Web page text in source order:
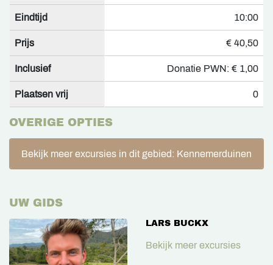
Eindtijd 10:00
Prijs € 40,50
Inclusief Donatie PWN: € 1,00
Plaatsen vrij 0
OVERIGE OPTIES
Bekijk meer excursies in dit gebied: Kennemerduinen
UW GIDS
LARS BUCKX
Bekijk meer excursies